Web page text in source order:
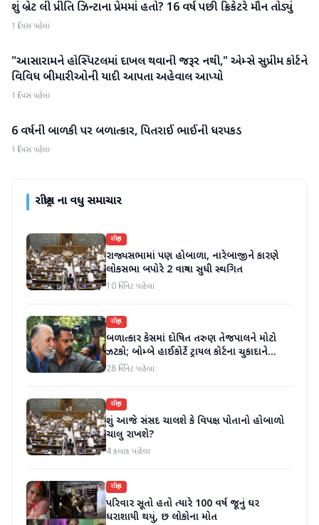
રાષ્ટ્રીય
શું બ્રેટ લી પ્રીતિ ઝિન્ટાના પ્રેમમાં હતો? 16 વર્ષ પછી ક્રિકેટરે મૌન તોડ્યું
1 દિવસ પહેલા
રાષ્ટ્રીય
"આસારામને હોસ્પિટલમાં દાખલ થવાની જરૂર નથી," એમ્સે સુપ્રીમ કોર્ટને
વિવિધ બીમારીઓની યાદી આપતા અહેવાલ આપ્યો
1 દિવસ પહેલા
રાષ્ટ્રીય
6 વર્ષની બાળકી પર બળાત્કાર, પિતરાઈ ભાઈની ધરપકડ
1 દિવસ પહેલા
રાષ્ટ્રીયના વધુ સમાચાર
રાષ્ટ્રીય
રાજ્યસભામાં પણ હોબાળા, નારેબાજીને કારણે
લોકસભા બપોરે 2 વાગ્યા સુધી સ્થગિત
10 મિનિટ પહેલા
રાષ્ટ્રીય
બળાત્કાર કેસમાં દોષિત તરુણ તેજપાલને મોટો
ઝટકો; બોમ્બે હાઈકોર્ટે ટ્રાયલ કોર્ટના ચુકાદાને
ઉલટાવી દીધો
28 મિનિટ પહેલા
રાષ્ટ્રીય
શું આજે સંસદ ચાલશે કે વિપક્ષ પોતાનો હોબાળો
ચાલુ રાખશે?
4 કલાક પહેલા
રાષ્ટ્રીય
પરિવાર સૂતો હતો ત્યારે 100 વર્ષ જૂનું ઘર
ધરાશાયી થયું, છ લોકોના મોત